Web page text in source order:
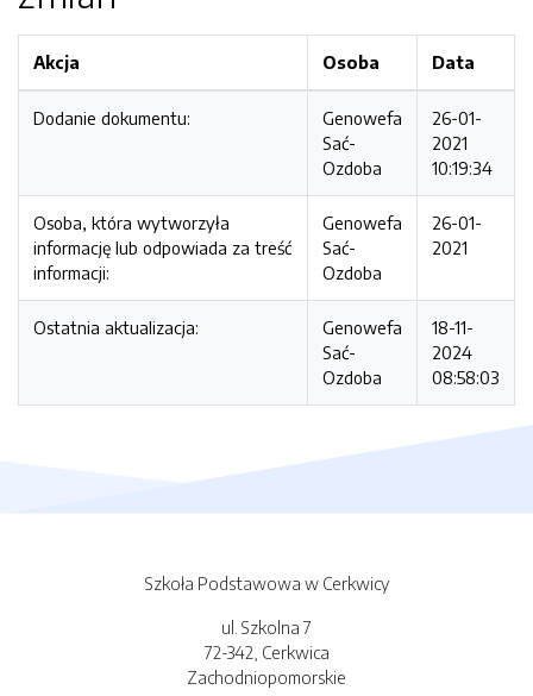
Akcja Osoba Data
Dodanie dokumentu:
Genowefa
Sać-
Ozdoba
26-01-
2021
10:19:34
Osoba, która wytworzyła
informację lub odpowiada za treść
informacji:
Genowefa
Sać-
Ozdoba
26-01-
2021
Ostatnia aktualizacja:
Genowefa
Sać-
Ozdoba
18-11-
2024
08:58:03
Szkoła Podstawowa w Cerkwicy
ul. Szkolna 7
72-342, Cerkwica
Zachodniopomorskie